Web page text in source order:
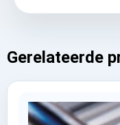
Gerelateerde